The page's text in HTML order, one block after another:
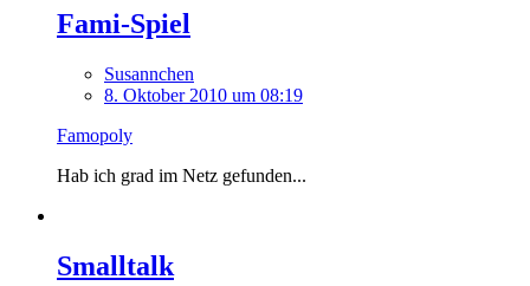
Fami-Spiel
Susannchen
8. Oktober 2010 um 08:19
Famopoly
Hab ich grad im Netz gefunden...
Smalltalk